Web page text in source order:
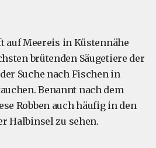
auf Meereis in Küstennähe
brütenden Säugetiere der
Suche nach Fischen in
Benannt nach dem
Robben auch häufig in den
Halbinsel zu sehen.